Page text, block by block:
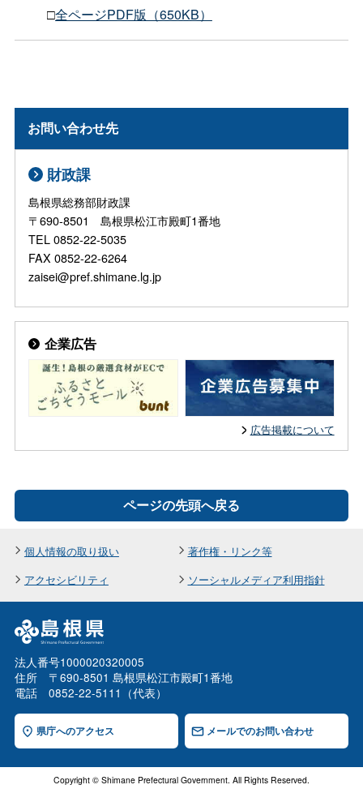
□全ページPDF版（650KB）
お問い合わせ先
財政課
島根県総務部財政課
〒690-8501 島根県松江市殿町1番地
TEL 0852-22-5035
FAX 0852-22-6264
zaisei@pref.shimane.lg.jp
企業広告
広告掲載について
ページの先頭へ戻る
個人情報の取り扱い
著作権・リンク等
アクセシビリティ
ソーシャルメディア利用指針
法人番号1000020320005
住所 〒690-8501 島根県松江市殿町1番地
電話 0852-22-5111（代表）
県庁へのアクセス メールでのお問い合わせ
Copyright © Shimane Prefectural Government. All Rights Reserved.